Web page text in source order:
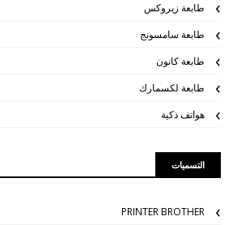
طابعة زيروكس
طابعة سامسونج
طابعة كانون
طابعة لكسمارك
هواتف ذكية
التسميات
PRINTER BROTHER